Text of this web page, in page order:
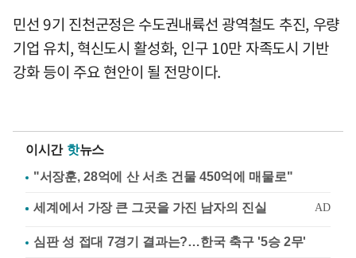
민선 9기 진천군정은 수도권내륙선 광역철도 추진, 우량
기업 유치, 혁신도시 활성화, 인구 10만 자족도시 기반
강화 등이 주요 현안이 될 전망이다.
이시간 핫뉴스
"서장훈, 28억에 산 서초 건물 450억에 매물로"
심판 성 접대 7경기 결과는?…한국 축구 '5승 2무'